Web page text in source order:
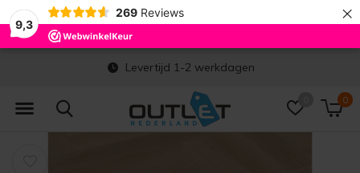
9,3
269 Reviews ×
0
Levertijd 1-2 werkdagen